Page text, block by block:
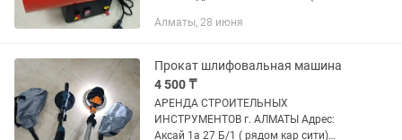
недорого! В чистом и рабочем
вашего ремонта! ...
Алматы, 28 июня
Прокат шлифовальная машина
4 500 ₸
АРЕНДА СТРОИТЕЛЬНЫХ
ИНСТРУМЕНТОВ г. АЛМАТЫ Адрес:
Аксай 1а 27 Б/1 ( рядом кар сити)